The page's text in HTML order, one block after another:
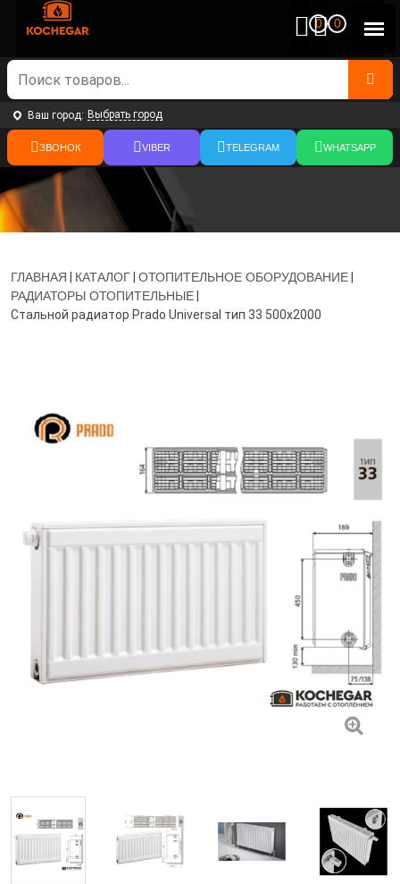
0 0
Ваш город: Выбрать город
ЗВОНОК VIBER TELEGRAM WHATSAPP
ГЛАВНАЯ | КАТАЛОГ| ОТОПИТЕЛЬНОЕ ОБОРУДОВАНИЕ|
РАДИАТОРЫ ОТОПИТЕЛЬНЫЕ|
Стальной радиатор Prado Universal тип 33 500x2000